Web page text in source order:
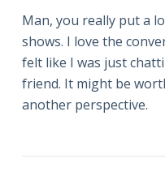
Man, you really put a
shows. I love the
felt like I was just
friend. It might be
another perspective.